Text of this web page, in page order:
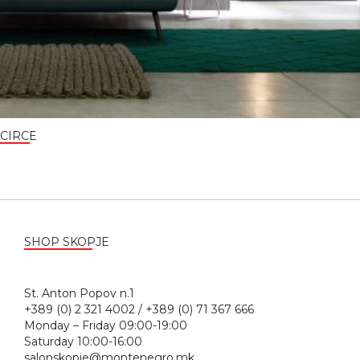
CIRCE
SHOP SKOPJE
St. Anton Popov n.1
+389 (0) 2 321 4002 / +389 (0) 71 367 666
Monday – Friday 09:00-19:00
Saturday 10:00-16:00